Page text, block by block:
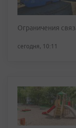
Ограничения
сегодня, 10:11